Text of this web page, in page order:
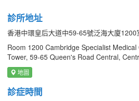
診所地址
香港中環皇后大道中59-65號泛海大廈
Room 1200 Cambridge Specialist
Tower, 59-65 Queen's Road Central,
地圖
診症時間